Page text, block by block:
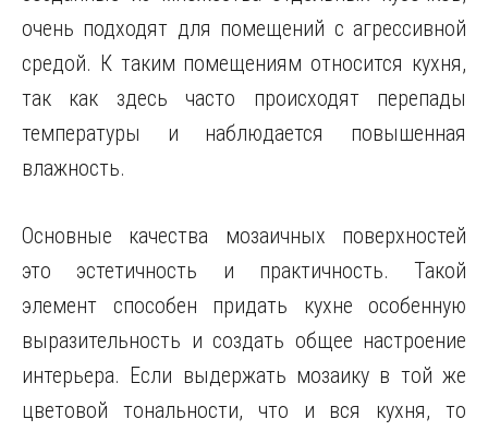
очень подходят для помещений с агрессивной
средой. К таким помещениям относится кухня,
так как здесь часто происходят перепады
температуры и наблюдается повышенная
влажность.
Основные качества мозаичных поверхностей
это эстетичность и практичность. Такой
элемент способен придать кухне особенную
выразительность и создать общее настроение
интерьера. Если выдержать мозаику в той же
цветовой тональности, что и вся кухня, то